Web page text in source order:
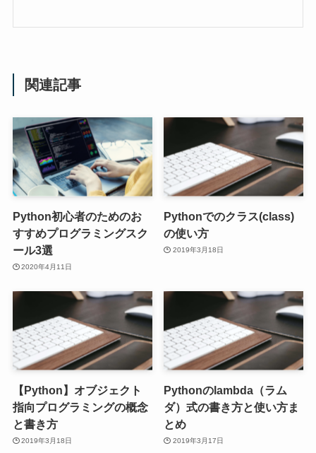
関連記事
Python初心者のためのお
すすめプログラミングスク
ール3選
2020年4月11日
Pythonでのクラス(class)
の使い方
2019年3月18日
【Python】オブジェクト
指向プログラミングの概念
と書き方
2019年3月18日
Pythonのlambda（ラム
ダ）式の書き方と使い方ま
とめ
2019年3月17日